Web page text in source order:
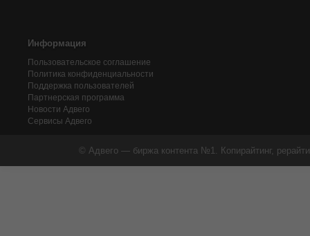
Информация
Пользовательское соглашение
Политика конфиденциальности
Поддержка пользователей
Партнерская программа
Новости Адвего
Сервисы Адвего
© Адвего — биржа контента №1. Копирайтинг,